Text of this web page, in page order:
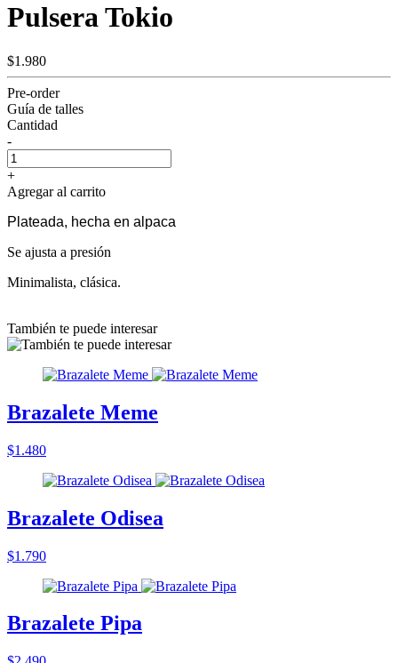
Pulsera Tokio
$1.980
Pre-order
Guía de talles
Cantidad
-
+
Agregar al carrito
Plateada, hecha en alpaca
Se ajusta a presión
Minimalista, clásica.
También te puede interesar
Brazalete Meme
$1.480
Brazalete Odisea
$1.790
Brazalete Pipa